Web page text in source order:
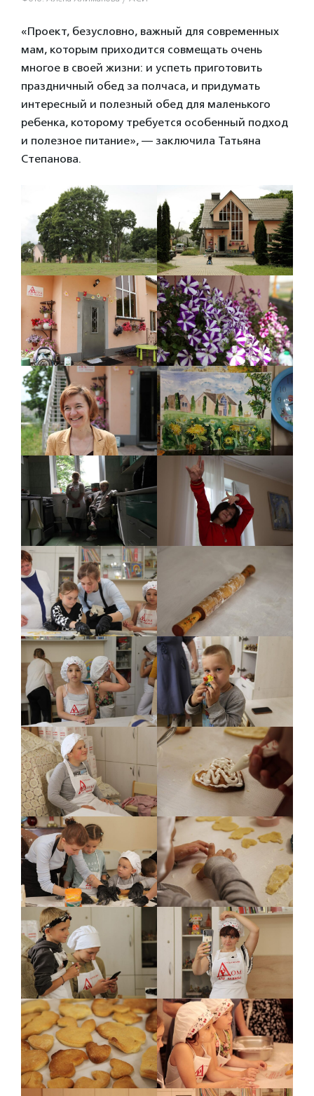
«Проект, безусловно, важный для современных
мам, которым приходится совмещать очень
многое в своей жизни: и успеть приготовить
праздничный обед за полчаса, и придумать
интересный и полезный обед для маленького
ребенка, которому требуется особенный подход
и полезное питание», — заключила Татьяна
Степанова.